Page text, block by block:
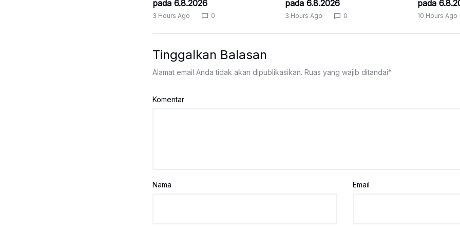
pada 6.8.2026
3 Hours Ago 0
pada 6.8.2026
3 Hours Ago 0
pada
10 Hours Ago
Tinggalkan Balasan
Alamat email Anda tidak akan dipublikasikan. Ruas yang wajib ditandai*
Komentar
Nama Email